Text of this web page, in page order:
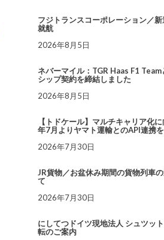
フジトランスコーポレーション／新
就航
2026年8月5日
ネバーマイル：TGR Haas F1
シップ契約を締結しました
2026年8月5日
【トドケール】マルチキャリア化
年7月よりヤマト運輸とのAPI連携
2026年7月30日
JR貨物／お盆休み期間の貨物列車
て
2026年7月30日
にしてつドイツ現地法人 シュツッ
転のご案内